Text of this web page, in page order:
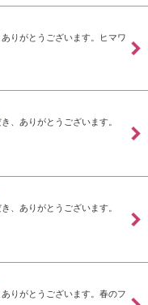
りがとうございます。ヒマワ
、ありがとうございます。
、ありがとうございます。
りがとうございます。春のフ